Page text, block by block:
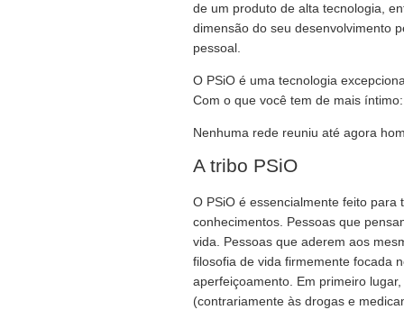
de um produto de alta tecnologia,
dimensão do seu desenvolvimento
pessoal.
O PSiO é uma tecnologia
Com o que você tem de mais
Nenhuma rede reuniu até agora
A tribo PSiO
O PSiO é essencialmente feito
conhecimentos. Pessoas que
vida. Pessoas que aderem aos
filosofia de vida firmemente focada
aperfeiçoamento. Em primeiro
(contrariamente às drogas e